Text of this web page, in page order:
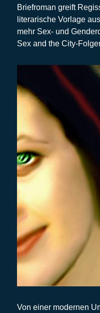
Briefroman greift
literarische Vorlage
mehr Sex- und
Sex and the City-
Von einer modernen